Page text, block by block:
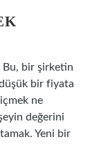
Bu, bir şirketin
bir fiyata
ne
değerini
Yeni bir